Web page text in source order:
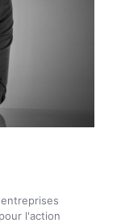
l'action